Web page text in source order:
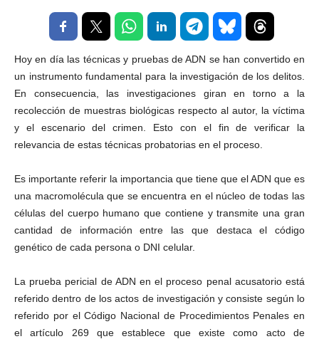
Hoy en día las técnicas y pruebas de ADN se han convertido en
un instrumento fundamental para la investigación de los delitos.
En consecuencia, las investigaciones giran en torno a la
recolección de muestras biológicas respecto al autor, la víctima
y el escenario del crimen. Esto con el fin de verificar la
relevancia de estas técnicas probatorias en el proceso.
Es importante referir la importancia que tiene que el ADN que es
una macromolécula que se encuentra en el núcleo de todas las
células del cuerpo humano que contiene y transmite una gran
cantidad de información entre las que destaca el código
genético de cada persona o DNI celular.
La prueba pericial de ADN en el proceso penal acusatorio está
referido dentro de los actos de investigación y consiste según lo
referido por el Código Nacional de Procedimientos Penales en
el artículo 269 que establece que existe como acto de